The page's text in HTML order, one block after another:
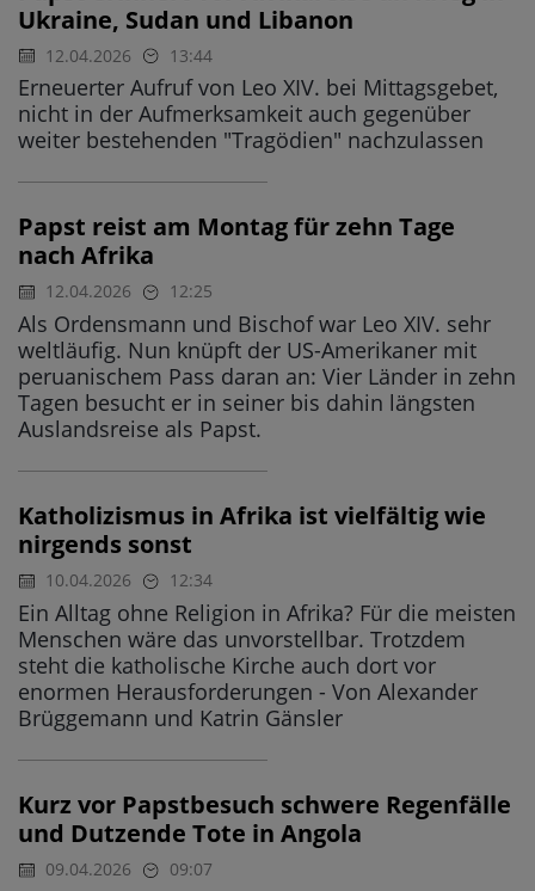
Ukraine, Sudan und Libanon
12.04.2026 13:44
Erneuerter Aufruf von Leo XIV. bei Mittagsgebet,
nicht in der Aufmerksamkeit auch gegenüber
weiter bestehenden "Tragödien" nachzulassen
Papst reist am Montag für zehn Tage
nach Afrika
12.04.2026 12:25
Als Ordensmann und Bischof war Leo XIV. sehr
weltläufig. Nun knüpft der US-Amerikaner mit
peruanischem Pass daran an: Vier Länder in zehn
Tagen besucht er in seiner bis dahin längsten
Auslandsreise als Papst.
Katholizismus in Afrika ist vielfältig wie
nirgends sonst
10.04.2026 12:34
Ein Alltag ohne Religion in Afrika? Für die meisten
Menschen wäre das unvorstellbar. Trotzdem
steht die katholische Kirche auch dort vor
enormen Herausforderungen - Von Alexander
Brüggemann und Katrin Gänsler
Kurz vor Papstbesuch schwere Regenfälle
und Dutzende Tote in Angola
09.04.2026 09:07